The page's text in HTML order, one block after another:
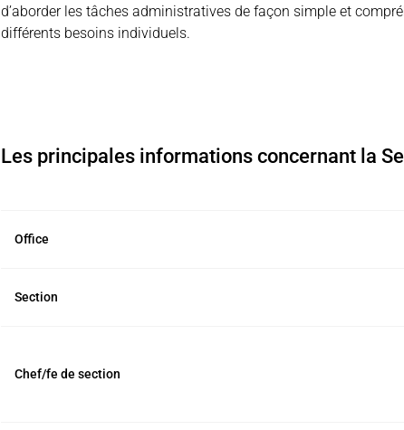
d’aborder les tâches administratives de façon simple et
différents besoins individuels.
Les principales informations concernant la
Office
Section
Chef/fe de section